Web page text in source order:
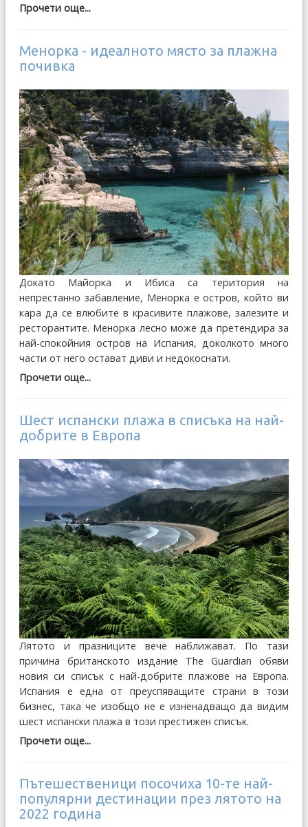
Прочети още...
Менорка - идеалното място за плажна
почивка
Докато Майорка и Ибиса са територия на
непрестанно забавление, Менорка е остров, който ви
кара да се влюбите в красивите плажове, залезите и
ресторантите. Менорка лесно може да претендира за
най-спокойния остров на Испания, доколкото много
части от него остават диви и недокоснати.
Прочети още...
Шест испански плажа в списъка на най-
добрите в Европа
Лятото и празниците вече наближават. По тази
причина британското издание The Guardian обяви
новия си списък с най-добрите плажове на Европа.
Испания е една от преуспяващите страни в този
бизнес, така че изобщо не е изненадващо да видим
шест испански плажа в този престижен списък.
Прочети още...
Пътешественици посочиха 10-те най-
популярни дестинации през лятото на
2022 година